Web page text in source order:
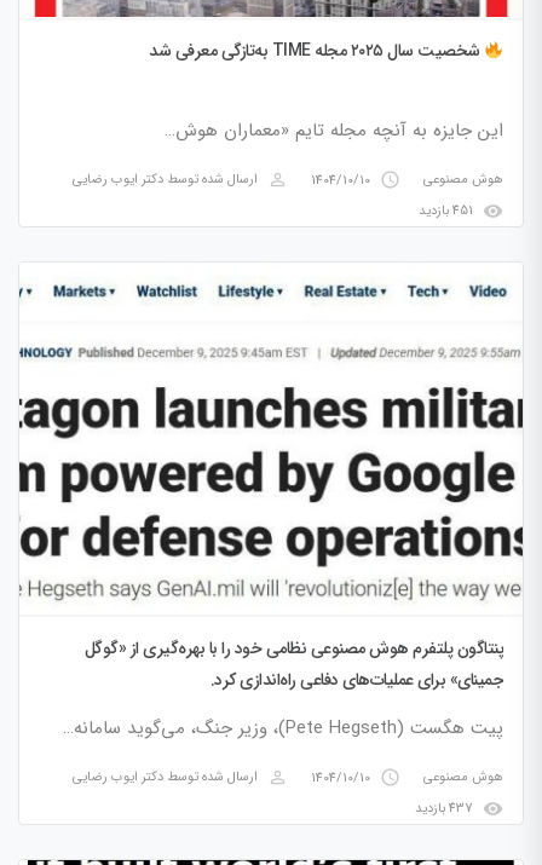
شخصیت سال ۲۰۲۵ مجله TIME به‌تازگی معرفی شد
این جایزه به آنچه مجله تایم «معماران هوش…
هوش مصنوعی access_time
1404/10/10
perm_identity ارسال شده توسط دکتر ایوب رضایی
visibility
پنتاگون پلتفرم هوش مصنوعی نظامی خود را با بهره‌گیری از «گوگل
جمینای» برای عملیات‌های دفاعی راه‌اندازی کرد.
​پیت هگست (Pete Hegseth)، وزیر جنگ، می‌گوید سامانه…
هوش مصنوعی access_time
1404/10/10
perm_identity ارسال شده توسط دکتر ایوب رضایی
visibility